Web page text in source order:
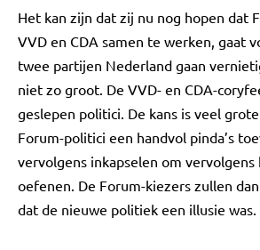
Het kan zijn dat zij nu nog hopen dat
VVD en CDA samen te werken, gaat
twee partijen Nederland gaan
niet zo groot. De VVD- en CDA-
geslepen politici. De kans is veel
Forum-politici een handvol pinda’s
vervolgens inkapselen om
oefenen. De Forum-kiezers zullen
dat de nieuwe politiek een illusie was.